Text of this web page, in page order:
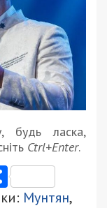
будь ласка,
Ctrl+Enter.
Мунтян,